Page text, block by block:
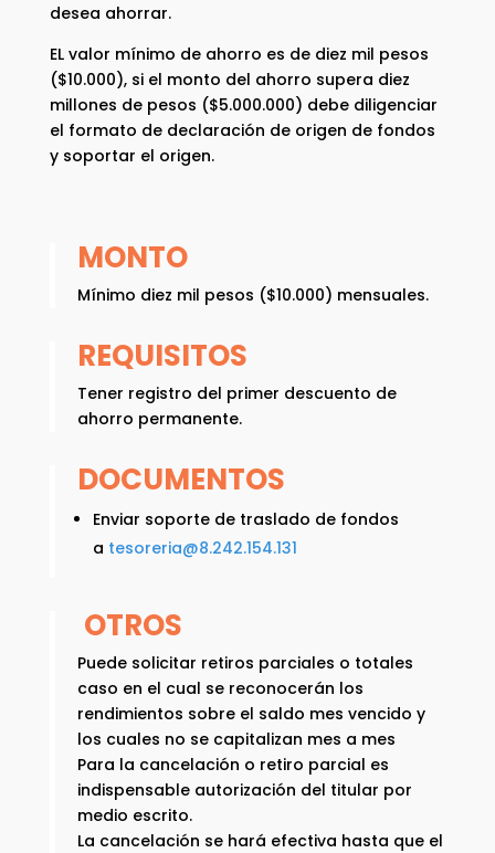
desea ahorrar.
EL valor mínimo de ahorro es de diez mil pesos
($10.000), si el monto del ahorro supera diez
millones de pesos ($5.000.000) debe diligenciar
el formato de declaración de origen de fondos
y soportar el origen.
MONTO
Mínimo diez mil pesos ($10.000) mensuales.
REQUISITOS
Tener registro del primer descuento de
ahorro permanente.
DOCUMENTOS
Enviar soporte de traslado de fondos
a tesoreria@8.242.154.131
OTROS
Puede solicitar retiros parciales o totales
caso en el cual se reconocerán los
rendimientos sobre el saldo mes vencido y
los cuales no se capitalizan mes a mes
Para la cancelación o retiro parcial es
indispensable autorización del titular por
medio escrito.
La cancelación se hará efectiva hasta que el